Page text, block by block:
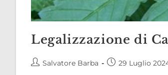
Legalizzazione di
AutoreSalvatore Barba
Articolo
29 Luglio